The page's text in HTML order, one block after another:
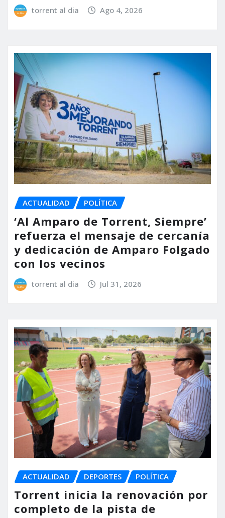
torrent al dia Ago 4, 2026
ACTUALIDAD POLÍTICA
‘Al Amparo de Torrent, Siempre’
refuerza el mensaje de cercanía
y dedicación de Amparo Folgado
con los vecinos
torrent al dia Jul 31, 2026
ACTUALIDAD DEPORTES POLÍTICA
Torrent inicia la renovación por
completo de la pista de